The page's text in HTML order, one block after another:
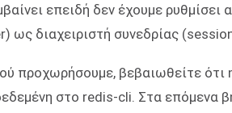
επειδή δεν έχουμε ρυθμίσει
ως διαχειριστή συνεδρίας
προχωρήσουμε, βεβαιωθείτε ότι
στο redis-cli. Στα επόμενα